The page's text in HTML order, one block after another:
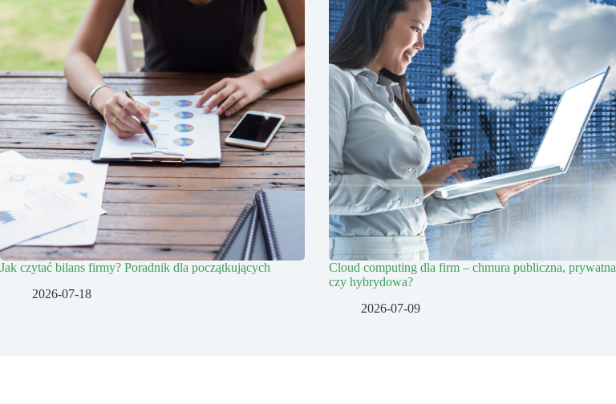
Jak czytać bilans firmy? Poradnik dla początkujących
2026-07-18
Cloud computing dla firm – chmura publiczna, prywatna
czy hybrydowa?
2026-07-09